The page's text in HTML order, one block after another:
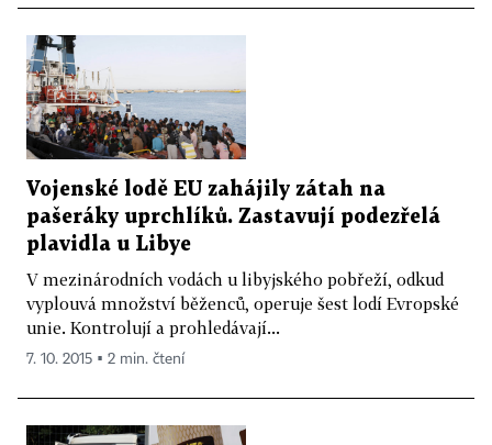
Vojenské lodě EU zahájily zátah na
pašeráky uprchlíků. Zastavují podezřelá
plavidla u Libye
V mezinárodních vodách u libyjského pobřeží, odkud
vyplouvá množství běženců, operuje šest lodí Evropské
unie. Kontrolují a prohledávají...
7. 10. 2015 ▪ 2 min. čtení